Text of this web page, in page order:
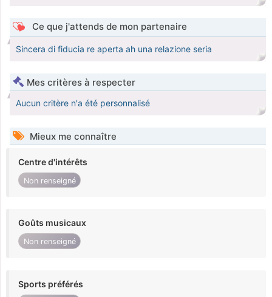
Ce que j'attends de mon partenaire
Sincera di fiducia re aperta ah una relazione seria
Mes critères à respecter
Aucun critère n'a été personnalisé
Mieux me connaître
Centre d'intérêts
Non renseigné
Goûts musicaux
Non renseigné
Sports préférés